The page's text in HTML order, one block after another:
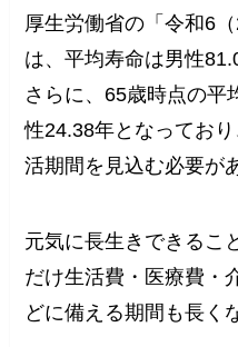
厚生労働省の「令和6
は、平均寿命は男性
さらに、65歳時点の平
性24.38年となってお
活期間を見込む必要が
元気に長生きできるこ
だけ生活費・医療費・
どに備える期間も長く